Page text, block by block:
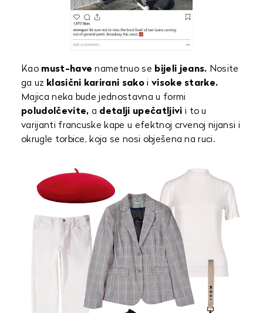
Kao must-have nametnuo se bijeli jeans. Nosite
ga uz klasični karirani sakoi visoke starke.
Majica neka bude jednostavna u formi
poludolčevite, a detalji upečatljivi i to u
varijanti francuske kape u efektnoj crvenoj nijansi i
okrugle torbice, koja se nosi obješena na ruci.